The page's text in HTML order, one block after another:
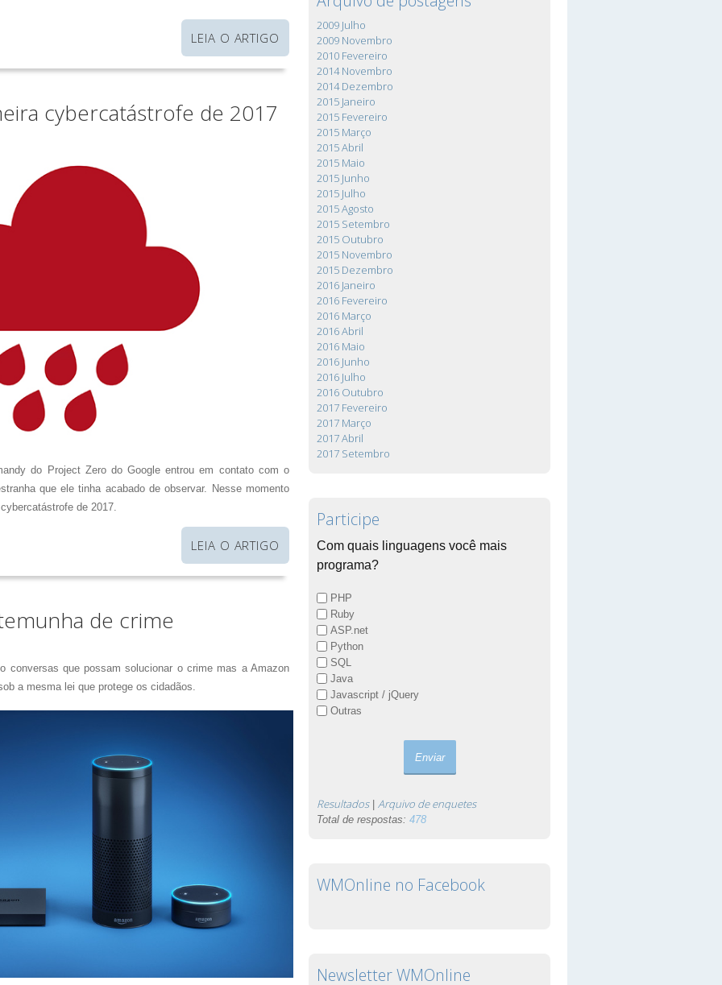
LEIA O ARTIGO
cybercatástrofe de 2017
do Project Zero do Google entrou em contato com o
que ele tinha acabado de observar. Nesse momento
de 2017.
LEIA O ARTIGO
de crime
conversas que possam solucionar o crime mas a Amazon
a mesma lei que protege os cidadãos.
2009 Julho
2009 Novembro
2010 Fevereiro
2014 Novembro
2014 Dezembro
2015 Janeiro
2015 Fevereiro
2015 Março
2015 Abril
2015 Maio
2015 Junho
2015 Julho
2015 Agosto
2015 Setembro
2015 Outubro
2015 Novembro
2015 Dezembro
2016 Janeiro
2016 Fevereiro
2016 Março
2016 Abril
2016 Maio
2016 Junho
2016 Julho
2016 Outubro
2017 Fevereiro
2017 Março
2017 Abril
2017 Setembro
Participe
Com quais linguagens você mais
programa?
PHP
Ruby
ASP.net
Python
SQL
Java
Javascript / jQuery
Outras
Resultados| Arquivo de enquetes
Total de respostas: 478
WMOnline no Facebook
Newsletter WMOnline